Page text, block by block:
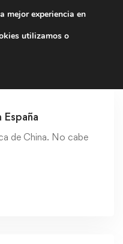
de 75€ de descuento.
España
de China. No cabe
mejor experiencia en
utilizamos o